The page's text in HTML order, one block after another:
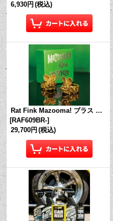
6,930円 (税込)
Rat Fink Mazooma! ブラス リング
[RAF609BR-]
29,700円 (税込)
ぺーサー 2インチ（5.08cm）